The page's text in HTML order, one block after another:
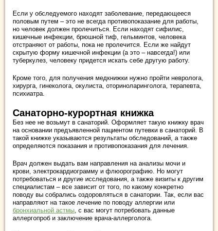
Если у обследуемого находят заболевание, передающееся
половым путем – это не всегда противопоказание для работы,
но человек должен пролечиться. Если находят сифилис,
кишечные инфекции, брюшной тиф, гельминтов, человека
отстраняют от работы, пока не пролечится. Если же найдут
скрытую форму кишечной инфекции (а это – навсегда!) или
туберкулез, человеку придется искать себе другую работу.
Кроме того, для получения медкнижки нужно пройти невролога,
хирурга, гинеколога, окулиста, оториноларинголога, терапевта,
психиатра.
Санаторно-курортная книжка
Без нее не возьмут в санаторий. Оформляет такую книжку врач
на основании предъявленной пациентом путевки в санаторий. В
такой книжке указываются результаты обследований, а также
определяются показания и противопоказания для лечения.
Врач должен выдать вам направления на анализы мочи и
крови, электрокардиограмму и флюорографию. Но могут
потребоваться и другие исследования, а также визиты к другим
специалистам – все зависит от того, по какому конкретно
поводу вы собрались оздоровляться в санатории. Так, если вас
направляют на такое лечение по поводу аллергии или
бронхиальной астмы , с вас могут потребовать данные
аллергопроб и заключение врача-аллерголога.